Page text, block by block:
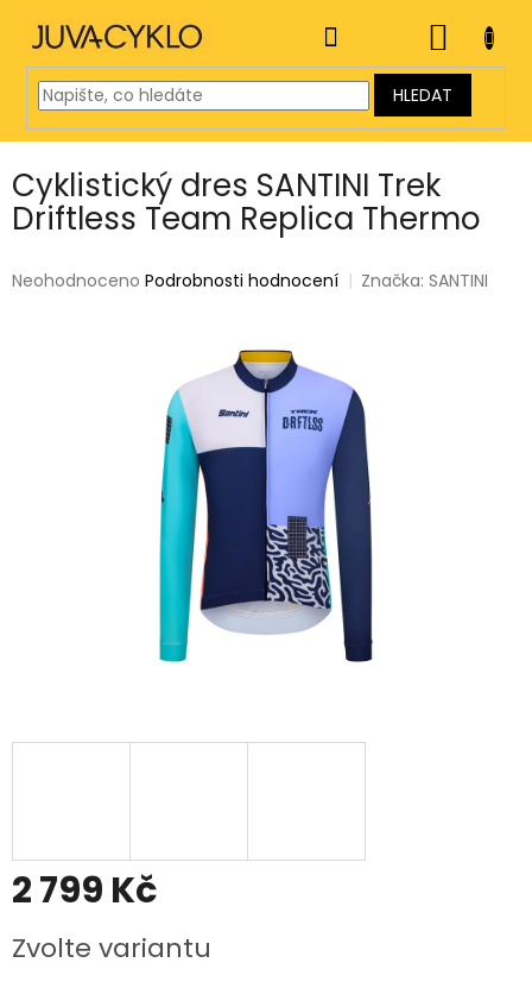
obsah
HLEDAT
KOŠÍK
Cyklistický dres SANTINI Trek
Driftless Team Replica Thermo
Průměrné
Neohodnoceno Podrobnosti hodnocení Značka:SANTINI
2 799 Kč
cena:
Zvolte variantu